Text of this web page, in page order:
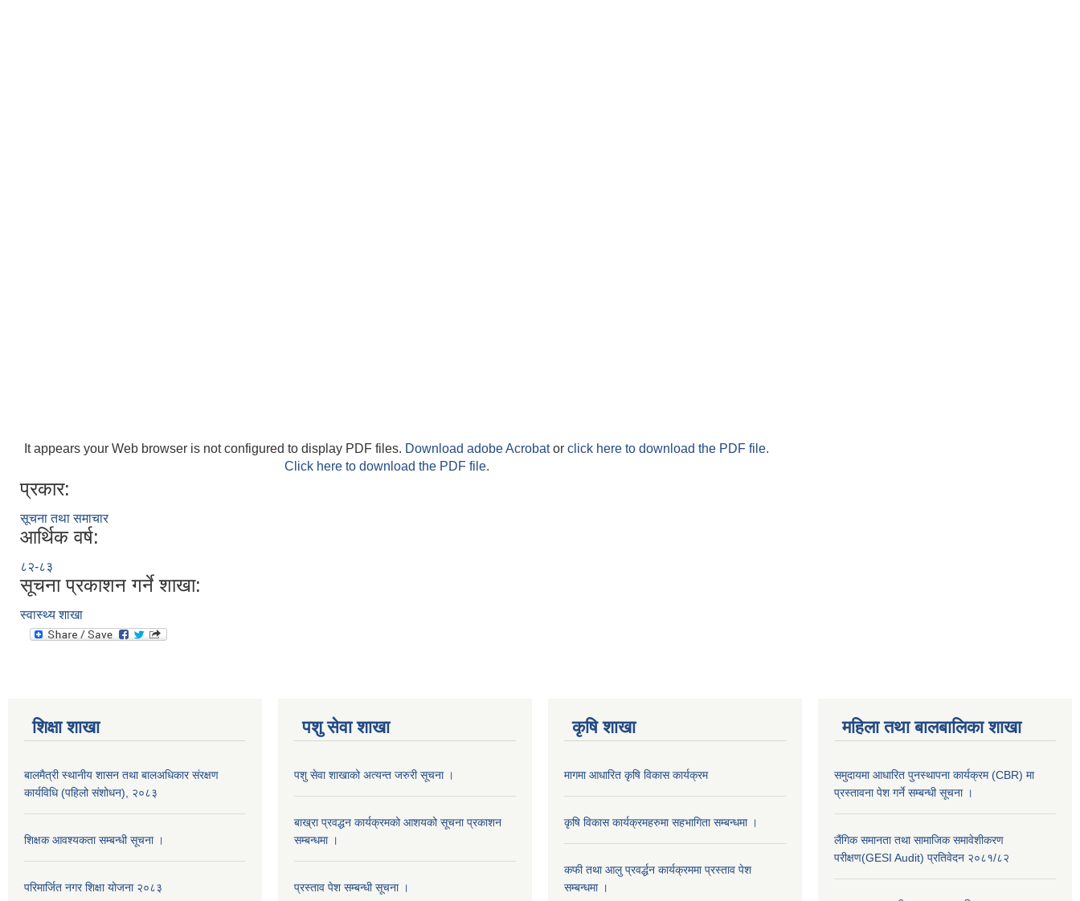
It appears your Web browser is not configured to display PDF files. Download adobe Acrobator click here to download the PDF file.
Click here to download the PDF file.
प्रकार:
सूचना तथा समाचार
आर्थिक वर्ष:
८२-८३
सूचना प्रकाशन गर्ने शाखा:
स्वास्थ्य शाखा
शिक्षा शाखा
बालमैत्री स्थानीय शासन तथा बालअधिकार संरक्षण
कार्यविधि (पहिलो संशोधन), २०८३
शिक्षक आवश्यकता सम्बन्धी सूचना ।
परिमार्जित नगर शिक्षा योजना २०८३
पशु सेवा शाखा
पशु सेवा शाखाको अत्यन्त जरुरी सूचना ।
बाख्रा प्रवद्धन कार्यक्रमको आशयको सूचना प्रकाशन
सम्बन्धमा ।
प्रस्ताव पेश सम्बन्धी सूचना ।
कृषि शाखा
मागमा आधारित कृषि विकास कार्यक्रम
कृषि विकास कार्यक्रमहरुमा सहभागिता सम्बन्धमा ।
कफी तथा आलु प्रवर्द्धन कार्यक्रममा प्रस्ताव पेश
सम्बन्धमा ।
महिला तथा बालबालिका शाखा
समुदायमा आधारित पुनस्थापना कार्यक्रम (CBR) मा
प्रस्तावना पेश गर्ने सम्बन्धी सूचना ।
लैंगिक समानता तथा सामाजिक समावेशीकरण
परीक्षण(GESI Audit) प्रतिवेदन २०८१/८२